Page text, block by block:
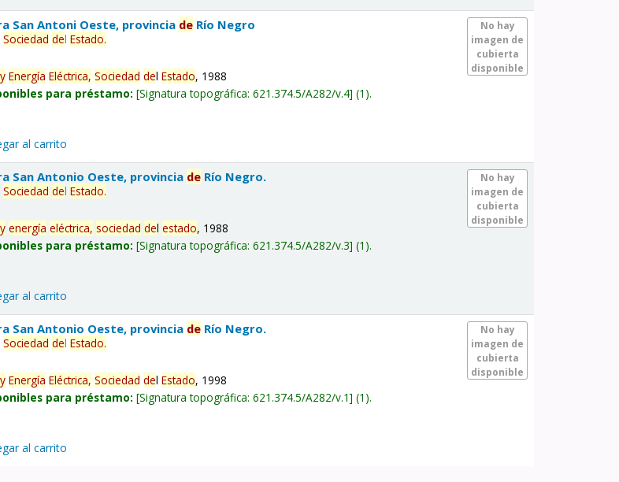
No hay
imagen de
cubierta
disponible
San Antoni Oeste, provincia de Río Negro
Sociedad delEstado.
y Energía Eléctrica, Sociedad delEstado, 1988
para préstamo: Signatura topográfica:621.374.5/A282/v.4 (1).
al carrito
No hay
imagen de
cubierta
disponible
San Antonio Oeste, provincia de Río Negro.
Sociedad delEstado.
y energía eléctrica, sociedad delestado, 1988
para préstamo: Signatura topográfica:621.374.5/A282/v.3 (1).
al carrito
No hay
imagen de
cubierta
disponible
San Antonio Oeste, provincia de Río Negro.
Sociedad delEstado.
y Energía Eléctrica, Sociedad delEstado, 1998
para préstamo: Signatura topográfica:621.374.5/A282/v.1 (1).
al carrito